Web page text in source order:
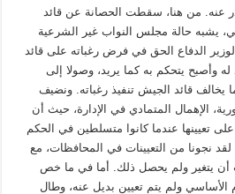
عنه. من هنا، سقطت الحصانة عن قائد
يشبه حالة مجلس النواب غير الشرعية
الدفاع الحق في فرض رغباته على قائد
وأصبح يتحكم به كما يريد، وصولا إلى
يخالف قائد الجيش تنفيذ رغباته. ونضيف
الإهمال المتمادي في الإدارة، حيث أن
على تعيينها عندما كانوا متسلطين في الحكم
نجونا من التعيينات في المحافظات، مع
أن يتغير ولم يحصل ذلك. أما في ما خص
الأساسي ولم يتم تعيين بديل عنه، وطال